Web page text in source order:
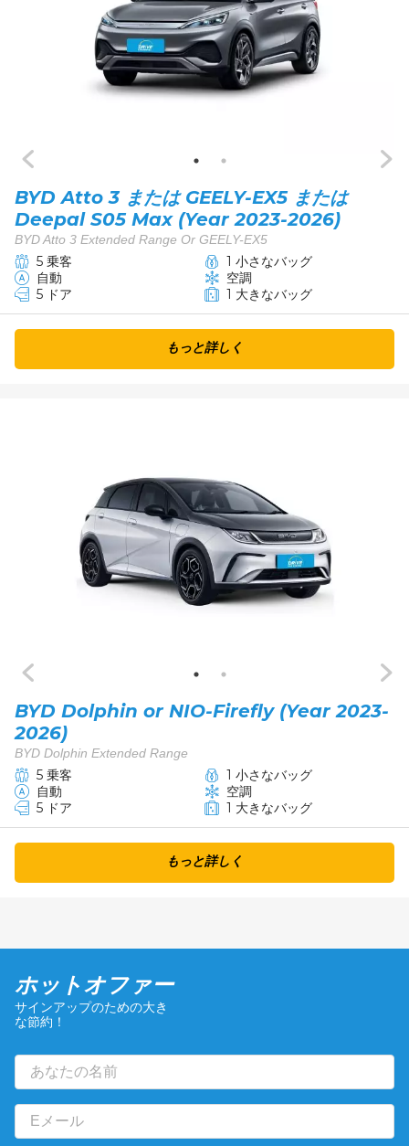
BYD Atto 3 または GEELY-EX5 または
Deepal S05 Max (Year 2023-2026)
BYD Atto 3 Extended Range Or GEELY-EX5
5 乗客
1 小さなバッグ
自動
空調
5 ドア
1 大きなバッグ
もっと詳しく
BYD Dolphin or NIO-Firefly (Year 2023-
2026)
BYD Dolphin Extended Range
5 乗客
1 小さなバッグ
自動
空調
5 ドア
1 大きなバッグ
もっと詳しく
ホットオファー
サインアップのための大き
な節約！